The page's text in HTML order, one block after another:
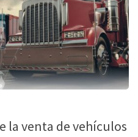
la venta de vehículos